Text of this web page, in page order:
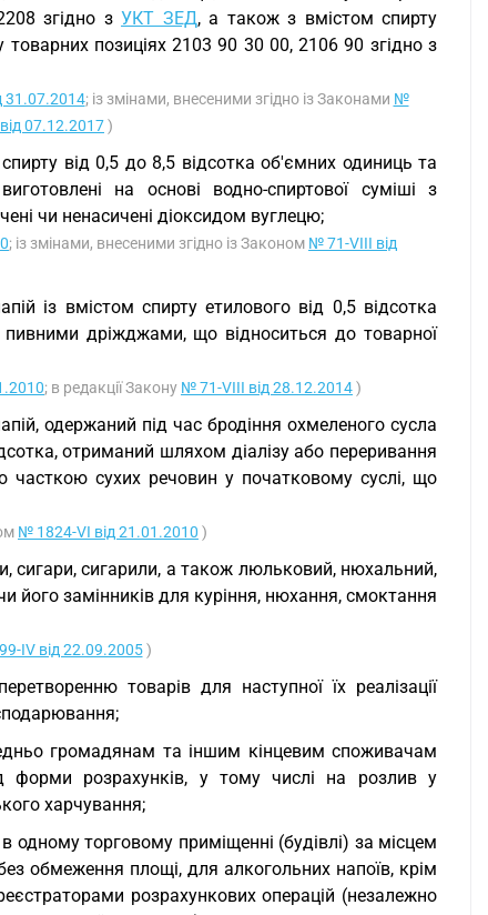
згідно з УКТ ЗЕД, а також з вмістом спирту
товарних позиціях 2103 90 30 00, 2106 90 згідно з
31.07.2014; із змінами, внесеними згідно із Законами №
07.12.2017)
від 0,5 до 8,5 відсотка об'ємних одиниць та
на основі водно-спиртової суміші з
чи ненасичені діоксидом вуглецю;
; із змінами, внесеними згідно із Законом № 71-VIII від
із вмістом спирту етилового від 0,5 відсотка
дріжджами, що відноситься до товарної
; в редакції Закону № 71-VIII від 28.12.2014)
одержаний під час бродіння охмеленого сусла
отриманий шляхом діалізу або переривання
часткою сухих речовин у початковому суслі, що
№ 1824-VI від 21.01.2010 )
сигари, сигарили, а також люльковий, нюхальний,
замінників для куріння, нюхання, смоктання
IV від 22.09.2005)
товарів для наступної їх реалізації
громадянам та іншим кінцевим споживачам
форми розрахунків, у тому числі на розлив у
харчування;
в одному торговому приміщенні (будівлі) за місцем
обмеження площі, для алкогольних напоїв, крім
розрахункових операцій (незалежно